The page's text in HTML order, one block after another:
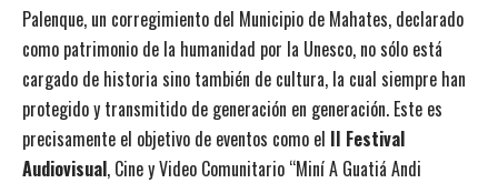
Palenque, un corregimiento del Municipio de Mahates, declarado
como patrimonio de la humanidad por la Unesco, no sólo está
cargado de historia sino también de cultura, la cual siempre han
protegido y transmitido de generación en generación. Este es
precisamente el objetivo de eventos como el II Festival
Audiovisual, Cine y Video Comunitario “Miní A Guatiá Andi